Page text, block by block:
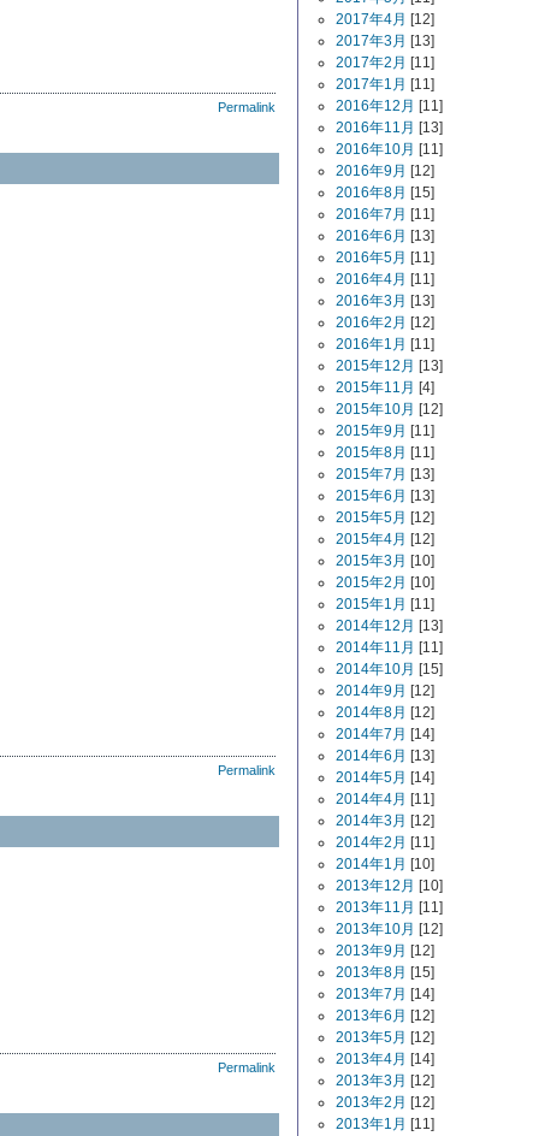
Permalink
Permalink
Permalink
2017年4月 [12]
2017年3月 [13]
2017年2月 [11]
2017年1月 [11]
2016年12月 [11]
2016年11月 [13]
2016年10月 [11]
2016年9月 [12]
2016年8月 [15]
2016年7月 [11]
2016年6月 [13]
2016年5月 [11]
2016年4月 [11]
2016年3月 [13]
2016年2月 [12]
2016年1月 [11]
2015年12月 [13]
2015年11月 [4]
2015年10月 [12]
2015年9月 [11]
2015年8月 [11]
2015年7月 [13]
2015年6月 [13]
2015年5月 [12]
2015年4月 [12]
2015年3月 [10]
2015年2月 [10]
2015年1月 [11]
2014年12月 [13]
2014年11月 [11]
2014年10月 [15]
2014年9月 [12]
2014年8月 [12]
2014年7月 [14]
2014年6月 [13]
2014年5月 [14]
2014年4月 [11]
2014年3月 [12]
2014年2月 [11]
2014年1月 [10]
2013年12月 [10]
2013年11月 [11]
2013年10月 [12]
2013年9月 [12]
2013年8月 [15]
2013年7月 [14]
2013年6月 [12]
2013年5月 [12]
2013年4月 [14]
2013年3月 [12]
2013年2月 [12]
2013年1月 [11]